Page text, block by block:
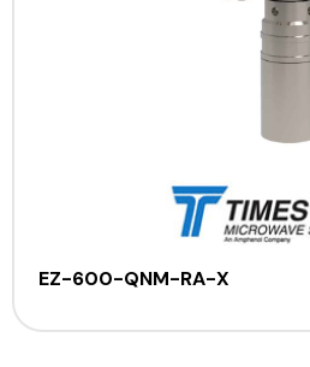
EZ-600-QNM-RA-X